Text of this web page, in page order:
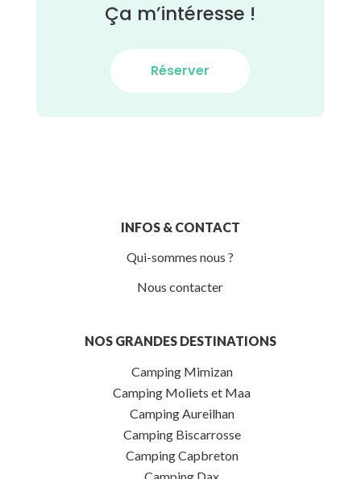
Ça m’intéresse !
Réserver
INFOS & CONTACT
Qui-sommes nous ?
Nous contacter
NOS GRANDES DESTINATIONS
Camping Mimizan
Camping Moliets et Maa
Camping Aureilhan
Camping Biscarrosse
Camping Capbreton